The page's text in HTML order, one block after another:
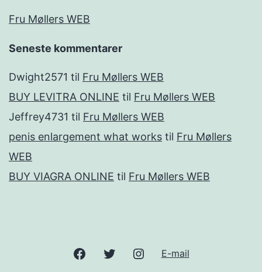
Fru Møllers WEB
Seneste kommentarer
Dwight2571 til Fru Møllers WEB
BUY LEVITRA ONLINE til Fru Møllers WEB
Jeffrey4731 til Fru Møllers WEB
penis enlargement what works til Fru Møllers
WEB
BUY VIAGRA ONLINE til Fru Møllers WEB
FacebookTwitter Instagram
E-mail